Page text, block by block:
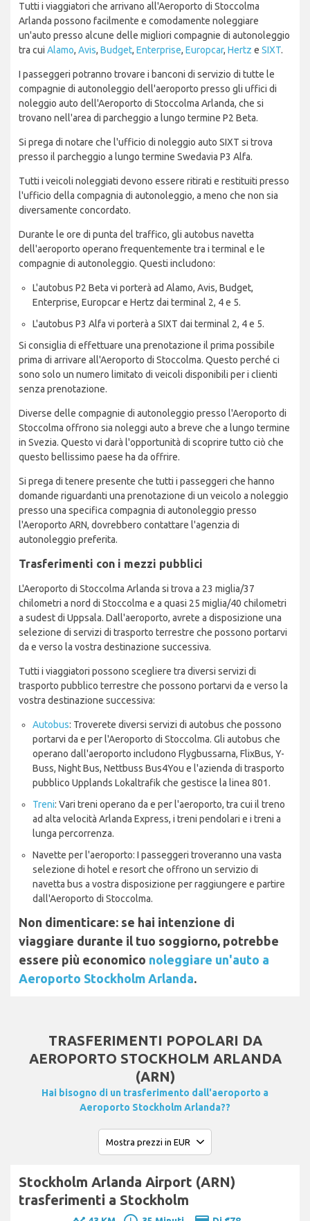
Tutti i viaggiatori che arrivano all'Aeroporto di Stoccolma
Arlanda possono facilmente e comodamente noleggiare
un'auto presso alcune delle migliori compagnie di autonoleggio
tra cui Alamo, Avis, Budget, Enterprise, Europcar, Hertz e SIXT.
I passeggeri potranno trovare i banconi di servizio di tutte le
compagnie di autonoleggio dell'aeroporto presso gli uffici di
noleggio auto dell'Aeroporto di Stoccolma Arlanda, che si
trovano nell'area di parcheggio a lungo termine P2 Beta.
Si prega di notare che l'ufficio di noleggio auto SIXT si trova
presso il parcheggio a lungo termine Swedavia P3 Alfa.
Tutti i veicoli noleggiati devono essere ritirati e restituiti presso
l'ufficio della compagnia di autonoleggio, a meno che non sia
diversamente concordato.
Durante le ore di punta del traffico, gli autobus navetta
dell'aeroporto operano frequentemente tra i terminal e le
compagnie di autonoleggio. Questi includono:
L'autobus P2 Beta vi porterà ad Alamo, Avis, Budget,
Enterprise, Europcar e Hertz dai terminal 2, 4 e 5.
L'autobus P3 Alfa vi porterà a SIXT dai terminal 2, 4 e 5.
Si consiglia di effettuare una prenotazione il prima possibile
prima di arrivare all'Aeroporto di Stoccolma. Questo perché ci
sono solo un numero limitato di veicoli disponibili per i clienti
senza prenotazione.
Diverse delle compagnie di autonoleggio presso l'Aeroporto di
Stoccolma offrono sia noleggi auto a breve che a lungo termine
in Svezia. Questo vi darà l'opportunità di scoprire tutto ciò che
questo bellissimo paese ha da offrire.
Si prega di tenere presente che tutti i passeggeri che hanno
domande riguardanti una prenotazione di un veicolo a noleggio
presso una specifica compagnia di autonoleggio presso
l'Aeroporto ARN, dovrebbero contattare l'agenzia di
autonoleggio preferita.
Trasferimenti con i mezzi pubblici
L'Aeroporto di Stoccolma Arlanda si trova a 23 miglia/37
chilometri a nord di Stoccolma e a quasi 25 miglia/40 chilometri
a sudest di Uppsala. Dall'aeroporto, avrete a disposizione una
selezione di servizi di trasporto terrestre che possono portarvi
da e verso la vostra destinazione successiva.
Tutti i viaggiatori possono scegliere tra diversi servizi di
trasporto pubblico terrestre che possono portarvi da e verso la
vostra destinazione successiva:
Autobus: Troverete diversi servizi di autobus che possono
portarvi da e per l'Aeroporto di Stoccolma. Gli autobus che
operano dall'aeroporto includono Flygbussarna, FlixBus, Y-
Buss, Night Bus, Nettbuss Bus4You e l'azienda di trasporto
pubblico Upplands Lokaltrafik che gestisce la linea 801.
Treni: Vari treni operano da e per l'aeroporto, tra cui il treno
ad alta velocità Arlanda Express, i treni pendolari e i treni a
lunga percorrenza.
Navette per l'aeroporto: I passeggeri troveranno una vasta
selezione di hotel e resort che offrono un servizio di
navetta bus a vostra disposizione per raggiungere e partire
dall'Aeroporto di Stoccolma.
Non dimenticare: se hai intenzione di
viaggiare durante il tuo soggiorno, potrebbe
essere più economico noleggiare un'auto a
Aeroporto Stockholm Arlanda.
TRASFERIMENTI POPOLARI DA
AEROPORTO STOCKHOLM ARLANDA
(ARN)
Hai bisogno di un trasferimento dall'aeroporto a
Aeroporto Stockholm Arlanda??
Stockholm Arlanda Airport (ARN)
trasferimenti a Stockholm